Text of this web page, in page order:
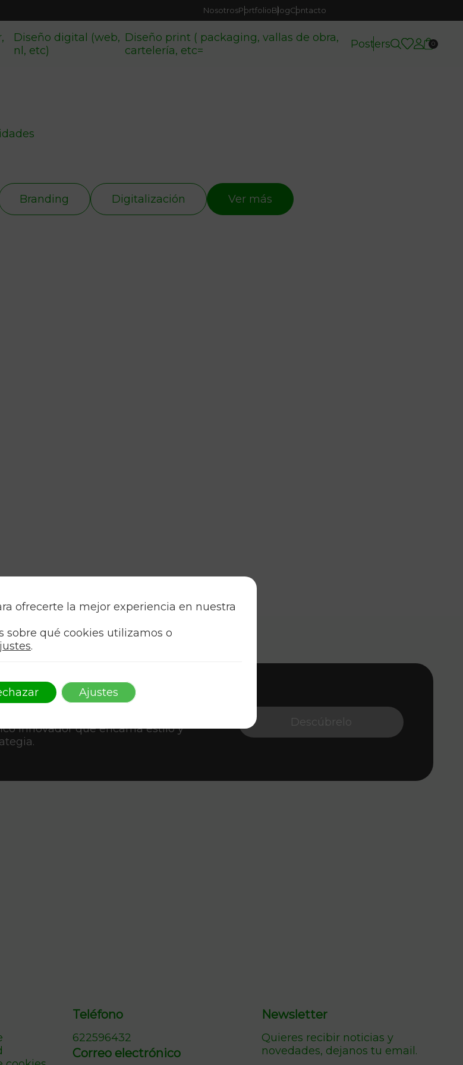
NosotrosPortfolioBlogContacto
Diseño digital (web,
nl, etc)
Diseño print ( packaging, vallas de obra,
cartelería, etc=
Posters 0
Branding Digitalización Ver más
AAFF, transformamos ideas en arte visual.
innovador que encarna estilo y
Descúbrelo
Teléfono
622596432
Correo electrónico
Newsletter
Quieres recibir noticias y
novedades, dejanos tu email.
ofrecerte la mejor experiencia en nuestra
sobre qué cookies utilizamos o
.
Ajustes